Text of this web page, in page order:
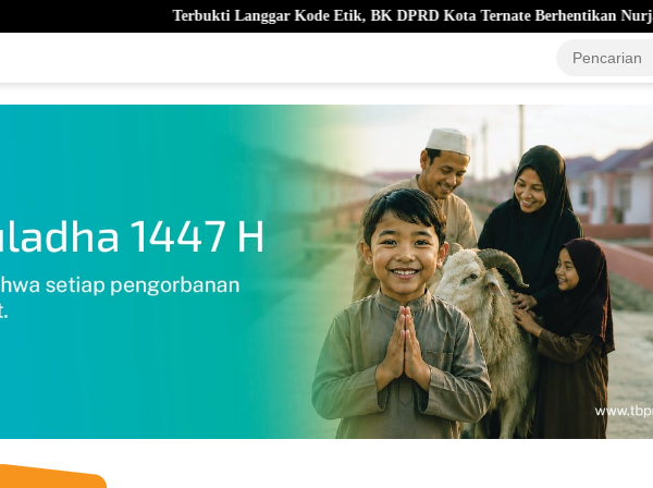
Terbukti Langgar Kode Etik, BK DPRD Kota Ternate Berhentikan Nurjaya Hi. Ibrahim